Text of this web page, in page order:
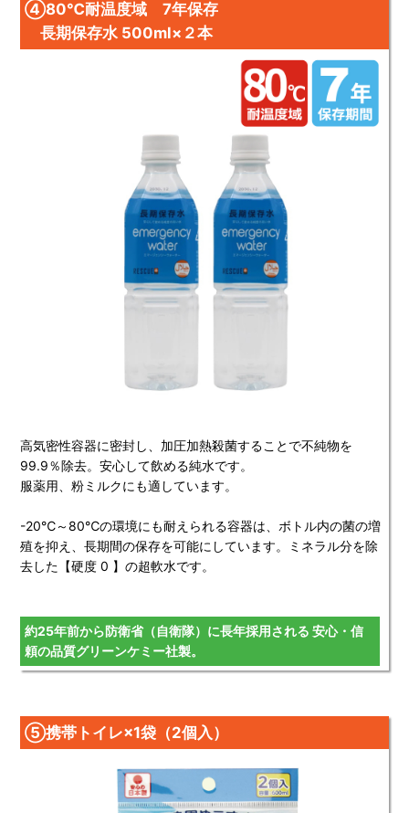
④80℃耐温度域 7年保存
長期保存水 500ml×２本
高気密性容器に密封し、加圧加熱殺菌することで不純物を
99.9％除去。安心して飲める純水です。
服薬用、粉ミルクにも適しています。
-20℃～80℃の環境にも耐えられる容器は、ボトル内の菌の増
殖を抑え、長期間の保存を可能にしています。ミネラル分を除
去した【硬度 0 】の超軟水です。
約25年前から防衛省（自衛隊）に長年採用される 安心・信
頼の品質グリーンケミー社製。
⑤携帯トイレ×1袋（2個入）